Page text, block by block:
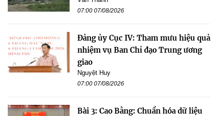
07:00 07/08/2026
Đảng ủy Cục IV: Tham mưu hiệu quả
nhiệm vụ Ban Chỉ đạo Trung ương
giao
Nguyệt Huy
07:00 07/08/2026
Bài 3: Cao Bằng: Chuẩn hóa dữ liệu